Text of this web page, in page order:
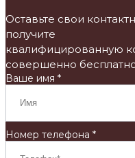
Оставьте свои
получите
квалифицированную
совершенно
Ваше имя *
Номер телефона *